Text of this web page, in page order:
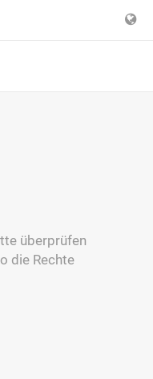
überprüfen
die Rechte